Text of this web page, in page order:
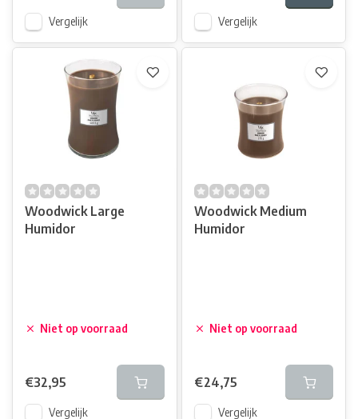
Vergelijk Vergelijk
Woodwick Large
Humidor
Niet op voorraad
€32,95
Vergelijk
Woodwick Medium
Humidor
Niet op voorraad
€24,75
Vergelijk